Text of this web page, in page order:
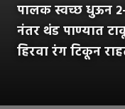
पालक स्वच्छ धुऊन
नंतर थंड पाण्यात
हिरवा रंग टिकून